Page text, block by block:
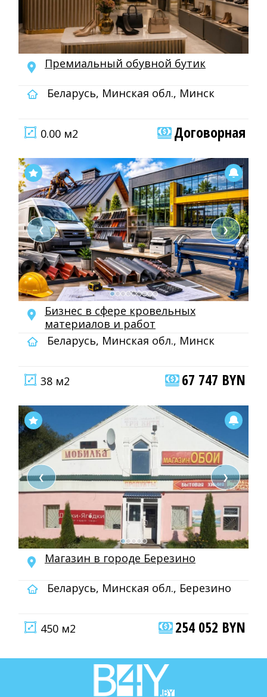
Премиальный обувной бутик
Беларусь, Минская обл., Минск
0.00 м2 Договорная
❮ ❯
Бизнес в сфере кровельных
материалов и работ
Беларусь, Минская обл., Минск
38 м2 67 747 BYN
❮ ❯
Магазин в городе Березино
Беларусь, Минская обл., Березино
450 м2 254 052 BYN